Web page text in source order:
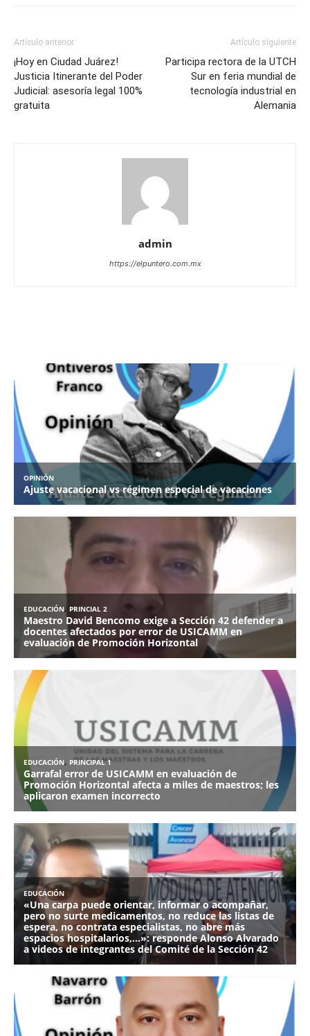
Artículo anterior
¡Hoy en Ciudad Juárez!
Justicia Itinerante del Poder
Judicial: asesoría legal 100%
gratuita
Artículo siguiente
Participa rectora de la UTCH
Sur en feria mundial de
tecnología industrial en
Alemania
admin
https://elpuntero.com.mx